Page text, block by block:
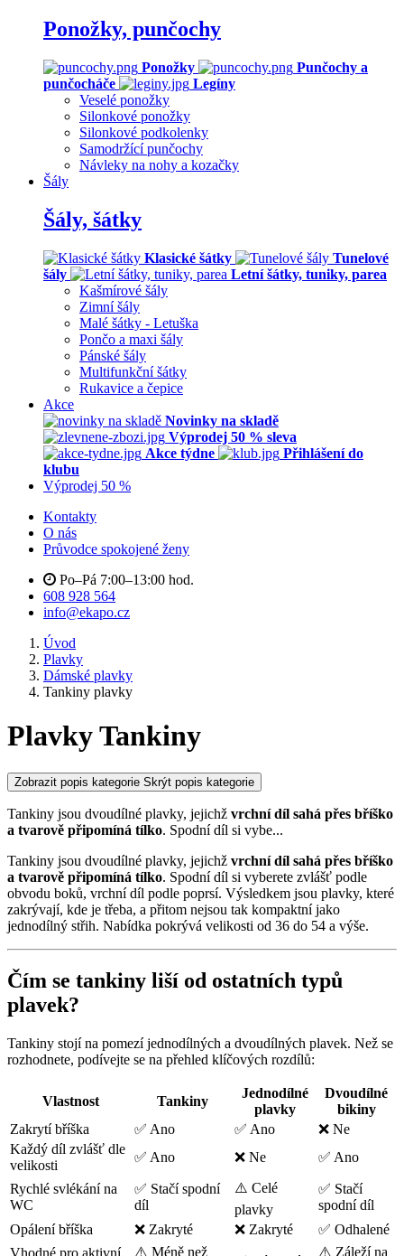
Ponožky, punčochy
Ponožky
Punčochy a
punčocháče
Legíny
Veselé ponožky
Silonkové ponožky
Silonkové podkolenky
Samodržící punčochy
Návleky na nohy a kozačky
Šály
Šály, šátky
Klasické šátky
Tunelové
šály
Letní šátky, tuniky, parea
Kašmírové šály
Zimní šály
Malé šátky - Letuška
Pončo a maxi šály
Pánské šály
Multifunkční šátky
Rukavice a čepice
Akce
Novinky na skladě
Výprodej 50 % sleva
Akce týdne
Přihlášení do
klubu
Výprodej 50 %
Kontakty
O nás
Průvodce spokojené ženy
Po–Pá 7:00–13:00 hod.
608 928 564
info@ekapo.cz
Úvod
Plavky
Dámské plavky
Tankiny plavky
Plavky Tankiny
Zobrazit popis kategorie Skrýt popis kategorie
Tankiny jsou dvoudílné plavky, jejichž vrchní díl sahá přes bříško
a tvarově připomíná tílko. Spodní díl si vybe...
Tankiny jsou dvoudílné plavky, jejichž vrchní díl sahá přes bříško
a tvarově připomíná tílko. Spodní díl si vyberete zvlášť podle
obvodu boků, vrchní díl podle poprsí. Výsledkem jsou plavky, které
zakrývají, kde je třeba, a přitom nejsou tak kompaktní jako
jednodílný střih. Nabídka pokrývá velikosti od 36 do 54 a výše.
Čím se tankiny liší od ostatních typů
plavek?
Tankiny stojí na pomezí jednodílných a dvoudílných plavek. Než se
rozhodnete, podívejte se na přehled klíčových rozdílů:
Vlastnost Tankiny
Jednodílné
plavky
Dvoudílné
bikiny
Zakrytí bříška
✅ Ano ✅ Ano
❌ Ne
Každý díl zvlášť dle
velikosti
✅ Ano ❌ Ne ✅ Ano
Rychlé svlékání na
WC
✅ Stačí spodní
díl
⚠️ Celé
plavky
✅ Stačí
spodní díl
Opálení bříška
❌ Zakryté ❌ Zakryté
✅ Odhalené
Vhodné pro aktivní
⚠️ Méně než ⚠️ Záleží na